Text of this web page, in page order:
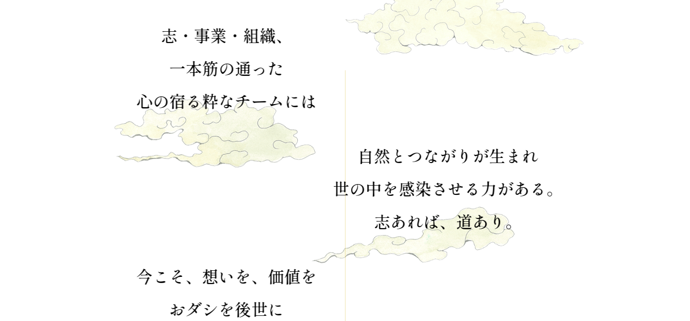
志・事業・組織、
一本筋の通った
心の宿る粋なチームには
自然とつながりが生まれ
世の中を感染させる力がある。
志あれば、道あり。
今こそ、想いを、価値を